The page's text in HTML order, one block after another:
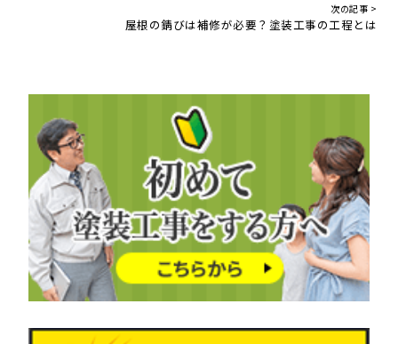
次の記事 >
屋根の錆びは補修が必要？塗装工事の工程とは